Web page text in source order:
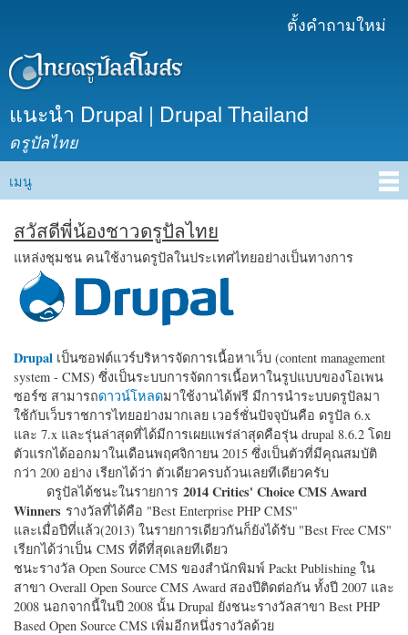
เนื้อหา
ตั้งคำถามใหม่
แนะนำ Drupal | Drupal Thailand
ดรูปัลไทย
Main menu
เมนู
สวัสดีพี่น้องชาวดรูปัลไทย
แหล่งชุมชน คนใช้งานดรูปัลในประเทศไทยอย่างเป็นทางการ
Drupal เป็นซอฟต์แวร์บริหารจัดการเนื้อหาเว็บ (content management
system - CMS) ซึ่งเป็นระบบการจัดการเนื้อหาในรูปแบบของโอเพน
ซอร์ซ สามารถดาวน์โหลดมาใช้งานได้ฟรี มีการนำระบบดรูปัลมา
ใช้กับเว็บราชการไทยอย่างมากเลย เวอร์ชั่นปัจจุบันคือ ดรูปัล 6.x
และ 7.x และรุ่นล่าสุดที่ได้มีการเผยแพร่ล่าสุดคือรุ่น drupal 8.6.2 โดย
ตัวแรกได้ออกมาในเดือนพฤศจิกายน 2015 ซึ่งเป็นตัวที่มีคุณสมบัติ
กว่า 200 อย่าง เรียกได้ว่า ตัวเดียวครบถ้วนเลยทีเดียวครับ
ดรูปัลได้ชนะในรายการ 2014 Critics' Choice CMS Award
Winners รางวัลที่ได้คือ "Best Enterprise PHP CMS"
และเมื่อปีที่แล้ว(2013) ในรายการเดียวกันก็ยังได้รับ "Best Free CMS"
เรียกได้ว่าเป็น CMS ที่ดีที่สุดเลยทีเดียว
ชนะรางวัล Open Source CMS ของสำนักพิมพ์ Packt Publishing ใน
สาขา Overall Open Source CMS Award สองปีติดต่อกัน ทั้งปี 2007 และ
2008 นอกจากนี้ในปี 2008 นั้น Drupal ยังชนะรางวัลสาขา Best PHP
Based Open Source CMS เพิ่มอีกหนึ่งรางวัลด้วย